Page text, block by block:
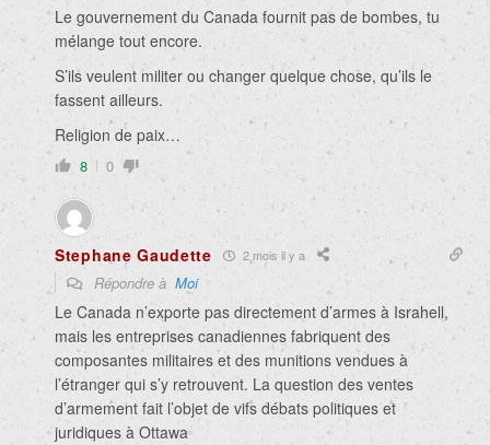
Le gouvernement du Canada fournit pas de bombes, tu
mélange tout encore.
S’ils veulent militer ou changer quelque chose, qu’ils le
fassent ailleurs.
Religion de paix…
8 0
Stephane Gaudette 2 mois il y a
Répondre à Moi
Le Canada n’exporte pas directement d’armes à Israhell,
mais les entreprises canadiennes fabriquent des
composantes militaires et des munitions vendues à
l’étranger qui s’y retrouvent. La question des ventes
d’armement fait l’objet de vifs débats politiques et
juridiques à Ottawa